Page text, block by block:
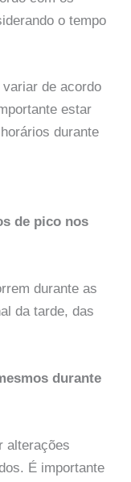
o tempo
de acordo
estar
durante
de pico nos
durante as
da tarde, das
durante
alterações
É importante